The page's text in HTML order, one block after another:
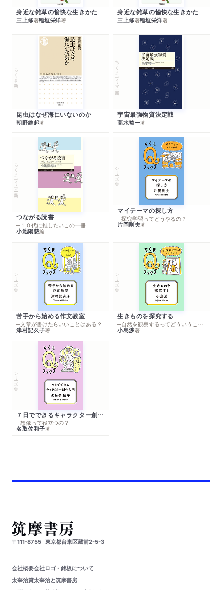
身近な雑草の愉快な生きかた
三上修著稲垣栄洋著
身近な雑草の愉快な生きかた
三上修著稲垣栄洋著
ちくま新書
昆虫はなぜ海にいないのか
朝野維起著
ちくまプリマー新書
宇宙最強物質決定戦
高水裕一著
ちくまプリマー新書
つながる読書
─１０代に推したいこの一冊
小池陽慈編
シリーズ・全集
マイテーマの探し方
─探究学習ってどうやるの？
片岡則夫著
シリーズ・全集
苦手から始める作文教室
─文章が書けたらいいことはある？
津村記久子著
シリーズ・全集
生きものを探究する
─自然を観察するってどういうこと？
小島渉著
シリーズ・全集
７日でできるキャラクター創作入門
─想像って役立つの？
名取佐和子著
〒111-8755 東京都台東区蔵前2-5-3
会社概要会社ロゴ・銘板について
太宰治賞太宰治と筑摩書房